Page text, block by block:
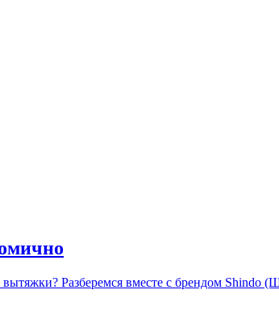
Разберемся вместе с брендом Shindo